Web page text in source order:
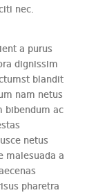
nec.
a purus
dignissim
blandit
nam netus
bibendum ac
netus
malesuada a
pharetra